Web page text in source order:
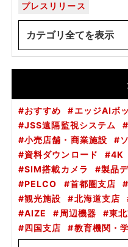
プレスリリース
カテゴリ全てを表示
おすすめ
エッジAIボ
JSS遠隔監視システム
小売店舗・商業施設
資料ダウンロード
4K
SIM搭載カメラ
製品
PELCO
首都圏支店
観光施設
北海道支店
AIZE
周辺機器 東
四国支店
教育機関・